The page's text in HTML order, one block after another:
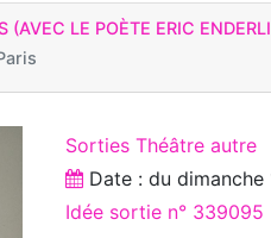
(AVEC LE POÈTE ERIC
Sorties Théâtre autre
Date : dudimanche
Idée sortie n° 339095